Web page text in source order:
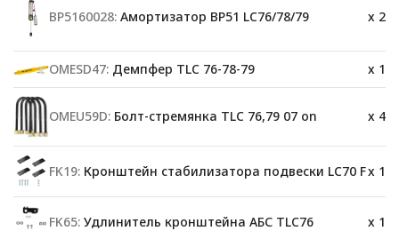
BP5160028: Амортизатор BP51 LC76/78/79 x 2
OMESD47: Демпфер TLC 76-78-79 x 1
OMEU59D: Болт-стремянка TLC 76,79 07 on x 4
FK19: Кронштейн стабилизатора подвески LC70 Fx 1
FK65: Удлинитель кронштейна АБС TLC76 x 1